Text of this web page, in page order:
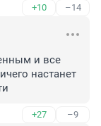
+10 –14
и все
настанет
+27 –9